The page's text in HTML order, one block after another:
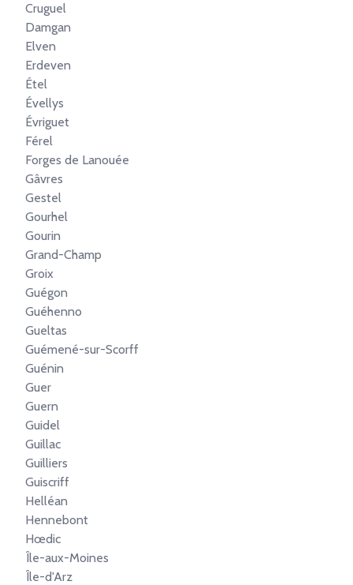
Cruguel
Damgan
Elven
Erdeven
Étel
Évellys
Évriguet
Férel
Forges de Lanouée
Gâvres
Gestel
Gourhel
Gourin
Grand-Champ
Groix
Guégon
Guéhenno
Gueltas
Guémené-sur-Scorff
Guénin
Guer
Guern
Guidel
Guillac
Guilliers
Guiscriff
Helléan
Hennebont
Hœdic
Île-aux-Moines
Île-d'Arz